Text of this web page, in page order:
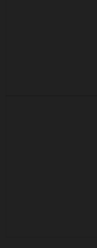
Nowoczesne
Dodatkowa